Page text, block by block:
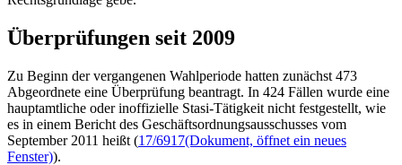
Überprüfungen seit 2009
Zu Beginn der vergangenen Wahlperiode hatten zunächst 473
Abgeordnete eine Überprüfung beantragt. In 424 Fällen wurde eine
hauptamtliche oder inoffizielle Stasi-Tätigkeit nicht festgestellt, wie
es in einem Bericht des Geschäftsordnungsausschusses vom
September 2011 heißt (17/6917(Dokument, öffnet ein neues
Fenster)).